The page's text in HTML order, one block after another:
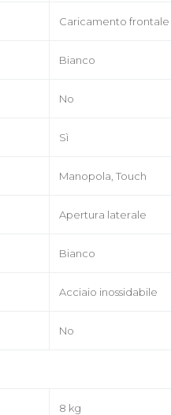
Caricamento frontale
Bianco
No
Sì
Manopola, Touch
Apertura laterale
Bianco
Acciaio inossidabile
No
8 kg